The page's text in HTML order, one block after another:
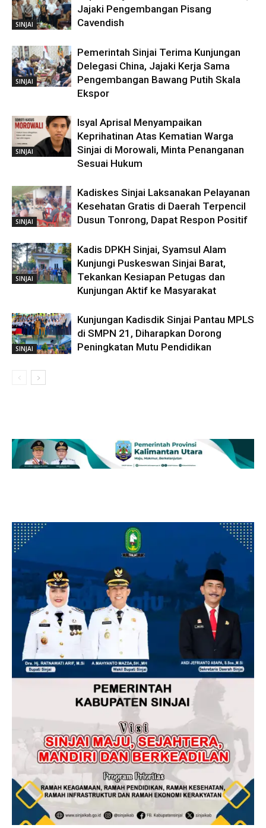
SINJAI
Jajaki Pengembangan Pisang
Cavendish
SINJAI
Pemerintah Sinjai Terima Kunjungan
Delegasi China, Jajaki Kerja Sama
Pengembangan Bawang Putih Skala
Ekspor
SINJAI
Isyal Aprisal Menyampaikan
Keprihatinan Atas Kematian Warga
Sinjai di Morowali, Minta Penanganan
Sesuai Hukum
SINJAI
Kadiskes Sinjai Laksanakan Pelayanan
Kesehatan Gratis di Daerah Terpencil
Dusun Tonrong, Dapat Respon Positif
SINJAI
Kadis DPKH Sinjai, Syamsul Alam
Kunjungi Puskeswan Sinjai Barat,
Tekankan Kesiapan Petugas dan
Kunjungan Aktif ke Masyarakat
SINJAI
Kunjungan Kadisdik Sinjai Pantau MPLS
di SMPN 21, Diharapkan Dorong
Peningkatan Mutu Pendidikan